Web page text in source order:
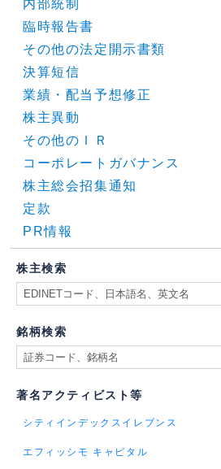
内部統制
臨時報告書
その他の法定開示書類
決算短信
業績・配当予想修正
株主異動
その他のＩＲ
コーポレートガバナンス
株主総会招集通知
定款
PR情報
株主検索
銘柄検索
著名アクティビスト等
シティインデックスイレブンス
エフィッシモ キャピタル